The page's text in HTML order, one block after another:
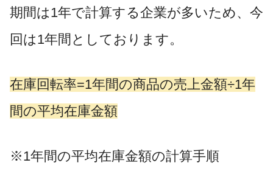
期間は1年で計算する企業が多いため、今
回は1年間としております。
在庫回転率=1年間の商品の売上金額÷1年
間の平均在庫金額
※1年間の平均在庫金額の計算手順